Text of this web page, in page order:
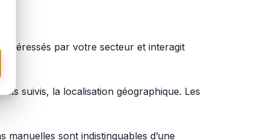
intéressés par votre secteur et interagit
suivis, la localisation géographique. Les
manuelles sont indistinguables d’une